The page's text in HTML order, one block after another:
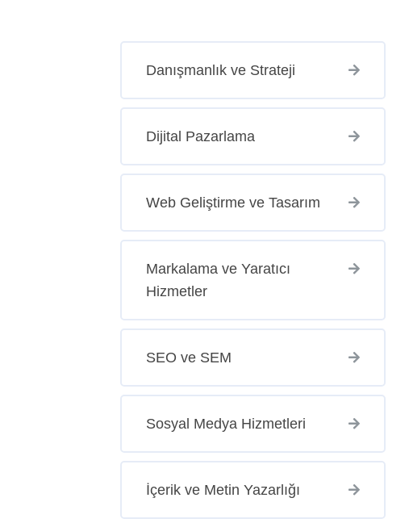
Danışmanlık ve Strateji
Dijital Pazarlama
Web Geliştirme ve Tasarım
Markalama ve Yaratıcı
Hizmetler
SEO ve SEM
Sosyal Medya Hizmetleri
İçerik ve Metin Yazarlığı